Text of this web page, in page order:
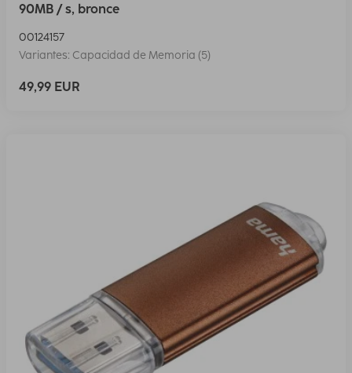
90MB / s, bronce
00124157
Variantes: Capacidad de Memoria (5)
49,99 EUR